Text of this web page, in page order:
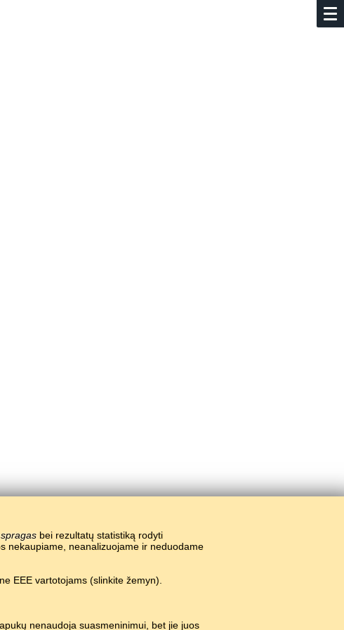
bei rezultatų statistiką rodyti
nekaupiame, neanalizuojame ir neduodame
EEE vartotojams (slinkite žemyn).
nenaudoja suasmeninimui, bet jie juos